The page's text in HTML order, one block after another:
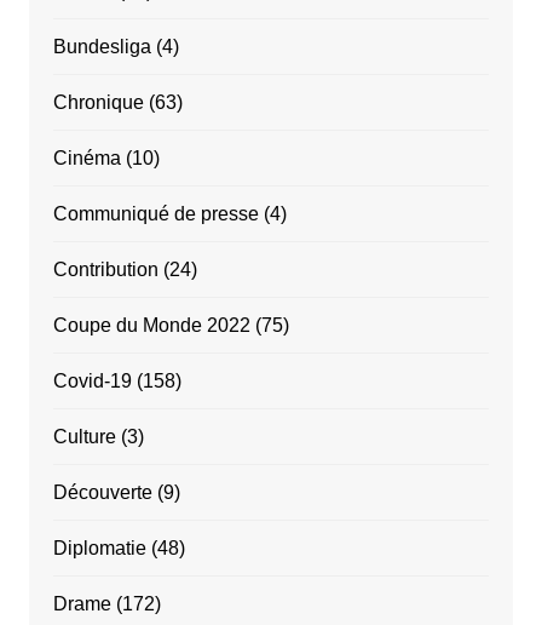
Bundesliga (4)
Chronique(63)
Cinéma (10)
Communiqué de presse(4)
Contribution (24)
Coupe du Monde 2022 (75)
Covid-19(158)
Culture(3)
Découverte(9)
Diplomatie(48)
Drame(172)